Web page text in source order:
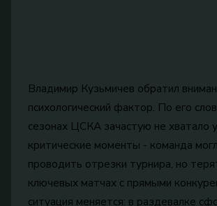
Владимир Кузьмичев обратил
психологический фактор. По его
сезонах ЦСКА зачастую не хватало
критические моменты - команда
проводить отрезки турнира, но
ключевых матчах с прямыми
ситуация меняется: в раздевалке